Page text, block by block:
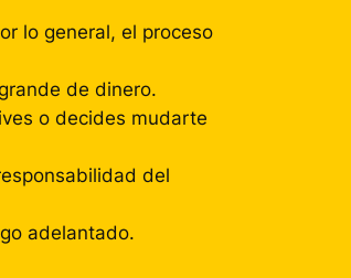
lo general, el proceso
de dinero.
o decides mudarte
del
adelantado.